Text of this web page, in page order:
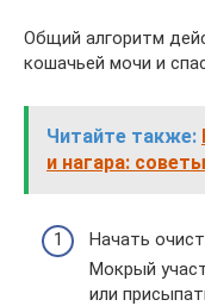
Общий алгоритм
кошачьей мочи и
Читайте также:
и нагара:
Начать
Мокрый
или